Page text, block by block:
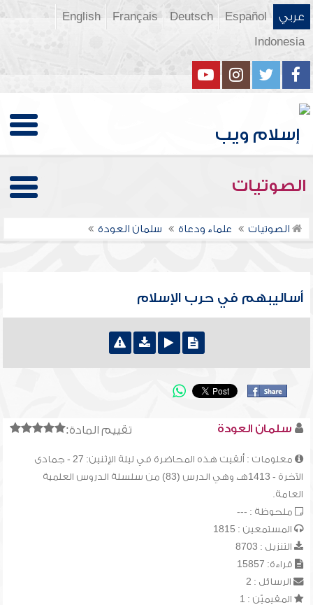
عربي Español
Deutsch
Français
English
Indonesia
الصوتيات
الصوتيات علماء ودعاة سلمان العودة
أساليبهم في حرب الإسلام
تقييم المادة: سلمان العودة
معلومات : ألقيت هذه المحاضرة في ليلة الإثنين: 27 - جمادى
الآخرة - 1413هـ، وهي الدرس (83) من سلسلة الدروس العلمية
العامة.
ملحوظة : ---
المستمعين : 1815
التنزيل : 8703
قراءة: 15857
الرسائل : 2
المقيميّن : 1